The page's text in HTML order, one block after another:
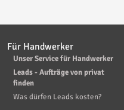
Für Handwerker
Unser Service für Handwerker
Leads - Aufträge von privat
finden
Was dürfen Leads kosten?